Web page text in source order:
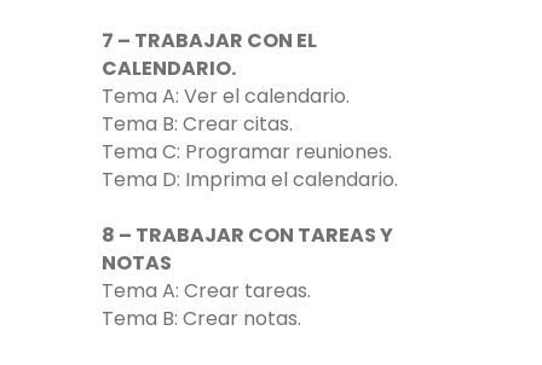
7 – TRABAJAR CON EL
CALENDARIO.
Tema A: Ver el calendario.
Tema B: Crear citas.
Tema C: Programar reuniones.
Tema D: Imprima el calendario.
8 – TRABAJAR CON TAREAS Y
NOTAS
Tema A: Crear tareas.
Tema B: Crear notas.